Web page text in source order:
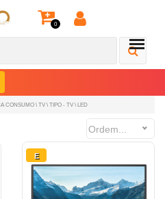
0
CONSUMO \ TV \ TIPO - TV \ LED
Ordem...
E